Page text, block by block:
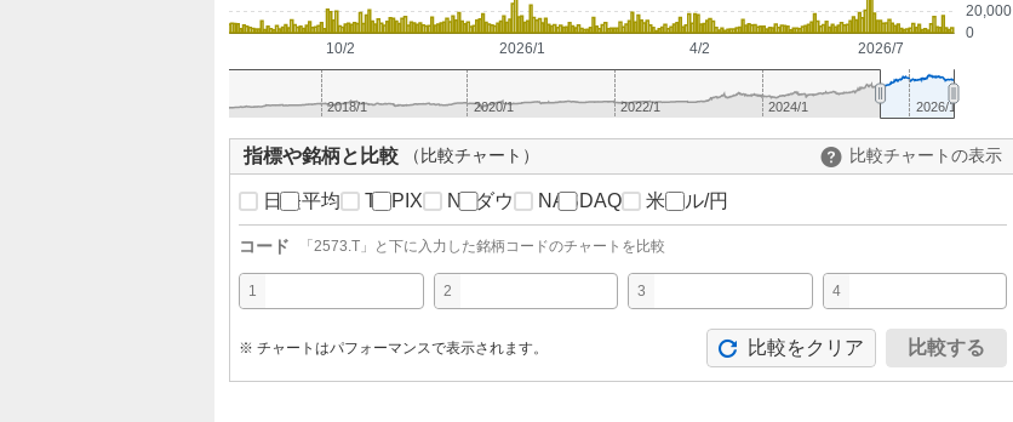
0
20,000
2026/1 2026/7
10/2 4/2
2020/1 2024/1
2018/1 2022/1 2026/1
指標や銘柄と比較 （比較チャート） 比較チャートの表示
日経平均 TOPIX NYダウ NASDAQ 米ドル/円
コード 「 2573.T 」と下に入力した銘柄コードのチャートを比較
1 2 3 4
※ チャートはパフォーマンスで表示されます。 比較をクリア 比較する